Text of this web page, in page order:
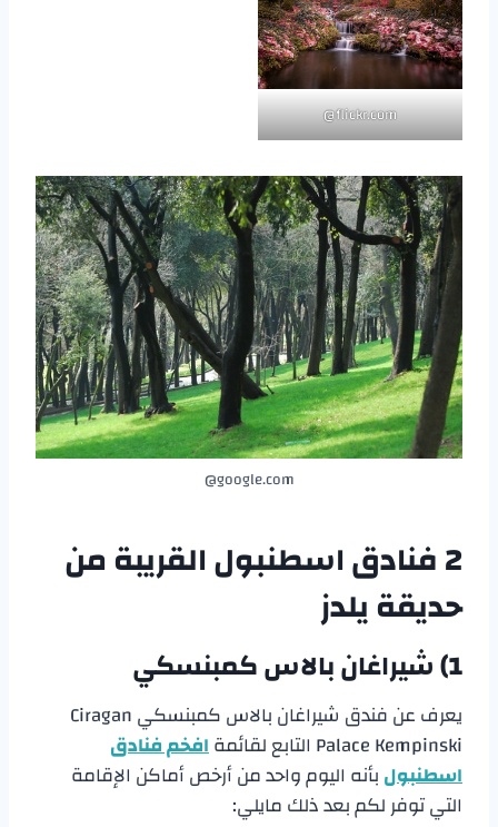
flickr.com@
google.com@
2 فنادق اسطنبول القريبة من
حديقة يلدز
1) شيراغان بالاس كمبنسكي
يعرف عن فندق شيراغان بالاس كمبنسكي Ciragan
Palace Kempinski التابع لقائمة
افخم فنادق
اسطنبولبأنه اليوم واحد من أرخص أماكن الإقامة
التي توفر لكم بعد ذلك مايلي: